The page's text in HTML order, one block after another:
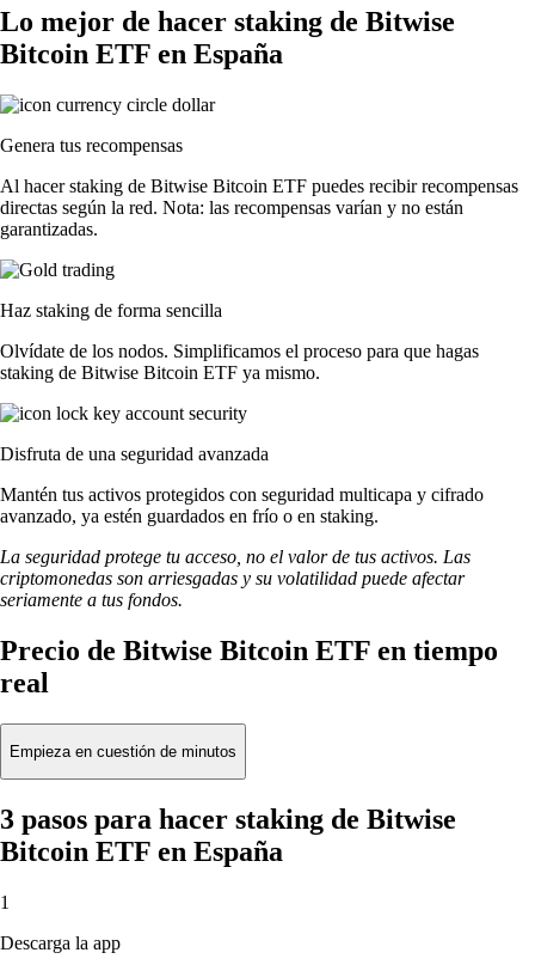
Lo mejor de hacer staking de Bitwise
Bitcoin ETF en España
Genera tus recompensas
Al hacer staking de Bitwise Bitcoin ETF puedes recibir recompensas
directas según la red. Nota: las recompensas varían y no están
garantizadas.
Haz staking de forma sencilla
Olvídate de los nodos. Simplificamos el proceso para que hagas
staking de Bitwise Bitcoin ETF ya mismo.
Disfruta de una seguridad avanzada
Mantén tus activos protegidos con seguridad multicapa y cifrado
avanzado, ya estén guardados en frío o en staking.
La seguridad protege tu acceso, no el valor de tus activos. Las
criptomonedas son arriesgadas y su volatilidad puede afectar
seriamente a tus fondos.
Precio de Bitwise Bitcoin ETF en tiempo
real
Empieza en cuestión de minutos
3 pasos para hacer staking de Bitwise
Bitcoin ETF en España
1
Descarga la app